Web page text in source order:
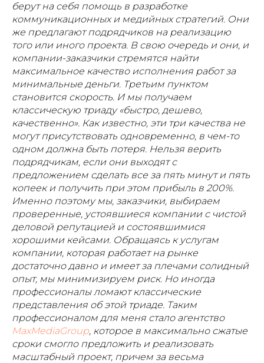
берут на себя помощь в разработке
коммуникационных и медийных стратегий. Они
же предлагают подрядчиков на реализацию
того или иного проекта. В свою очередь и они, и
компании-заказчики стремятся найти
максимальное качество исполнения работ за
минимальные деньги. Третьим пунктом
становится скорость. И мы получаем
классическую триаду «быстро, дешево,
качественно». Как известно, эти три качества не
могут присутствовать одновременно, в чем-то
одном должна быть потеря. Нельзя верить
подрядчикам, если они выходят с
предложением сделать все за пять минут и пять
копеек и получить при этом прибыль в 200%.
Именно поэтому мы, заказчики, выбираем
проверенные, устоявшиеся компании с чистой
деловой репутацией и состоявшимися
хорошими кейсами. Обращаясь к услугам
компании, которая работает на рынке
достаточно давно и имеет за плечами солидный
опыт, мы минимизируем риск. Но иногда
профессионалы ломают классические
представления об этой триаде. Таким
профессионалом для меня стало агентство
MaxMediaGroup, которое в максимально сжатые
сроки смогло предложить и реализовать
масштабный проект, причем за весьма